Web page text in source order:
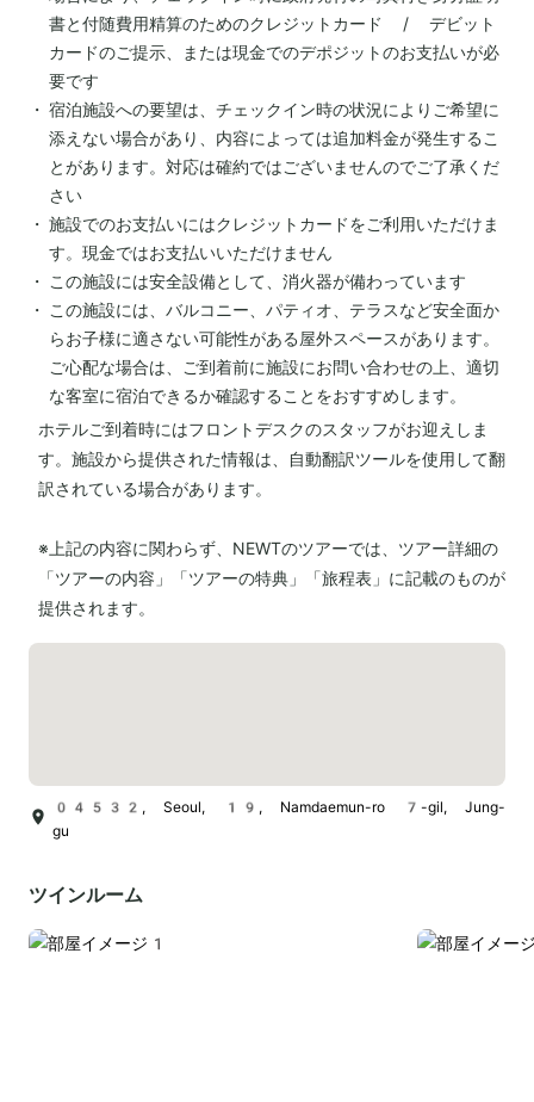
書と付随費用精算のためのクレジットカード / デビット
カードのご提示、または現金でのデポジットのお支払いが必
要です
宿泊施設への要望は、チェックイン時の状況によりご希望に
添えない場合があり、内容によっては追加料金が発生するこ
とがあります。対応は確約ではございませんのでご了承くだ
さい
施設でのお支払いにはクレジットカードをご利用いただけま
す。現金ではお支払いいただけません
この施設には安全設備として、消火器が備わっています
この施設には、バルコニー、パティオ、テラスなど安全面か
らお子様に適さない可能性がある屋外スペースがあります。
ご心配な場合は、ご到着前に施設にお問い合わせの上、適切
な客室に宿泊できるか確認することをおすすめします。
ホテルご到着時にはフロントデスクのスタッフがお迎えしま
す。施設から提供された情報は、自動翻訳ツールを使用して翻
訳されている場合があります。
※上記の内容に関わらず、NEWTのツアーでは、ツアー詳細の
「ツアーの内容」「ツアーの特典」「旅程表」に記載のものが
提供されます。
04532, Seoul, 19, Namdaemun-ro 7-gil, Jung-
gu
ツインルーム